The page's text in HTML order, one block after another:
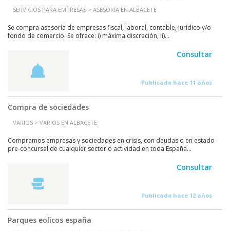
SERVICIOS PARA EMPRESAS > ASESORÍA EN ALBACETE
Se compra asesoría de empresas fiscal, laboral, contable, jurídico y/o
fondo de comercio. Se ofrece: i) máxima discreción, ii)...
Consultar
Publicado hace 11 años
Compra de sociedades
VARIOS > VARIOS EN ALBACETE
Compramos empresas y sociedades en crisis, con deudas o en estado
pre-concursal de cualquier sector o actividad en toda España...
Consultar
Publicado hace 12 años
Parques eolicos españa